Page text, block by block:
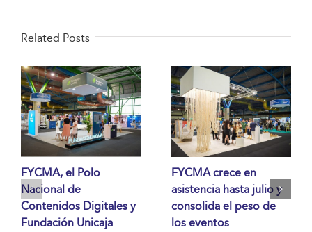
Related Posts
FYCMA, el Polo
Nacional de
Contenidos Digitales y
Fundación Unicaja
FYCMA crece en
asistencia hasta julio y
consolida el peso de
los eventos